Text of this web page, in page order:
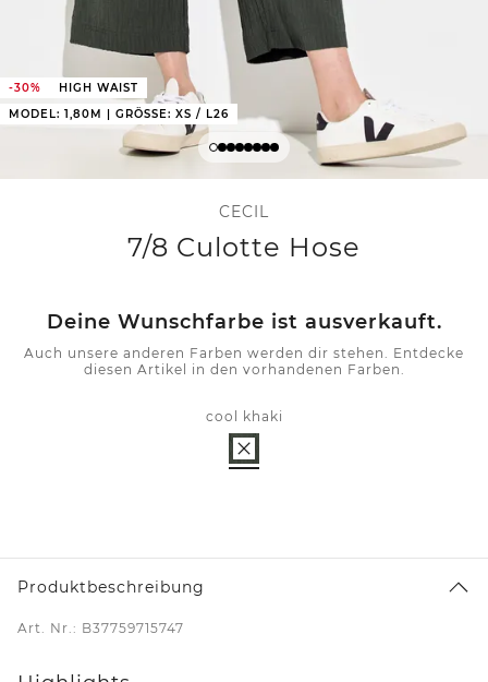
-30%
HIGH WAIST
MODEL: 1,80M | GRÖSSE: XS / L26
CECIL
7/8 Culotte Hose
Deine Wunschfarbe ist ausverkauft.
Auch unsere anderen Farben werden dir stehen. Entdecke
diesen Artikel in den vorhandenen Farben.
cool khaki
Produktbeschreibung
Art. Nr.: B37759715747